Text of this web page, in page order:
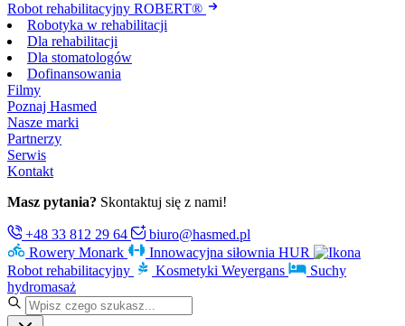
Robot rehabilitacyjny ROBERT®
Robotyka w rehabilitacji
Dla rehabilitacji
Dla stomatologów
Dofinansowania
Filmy
Poznaj Hasmed
Nasze marki
Partnerzy
Serwis
Kontakt
Masz pytania? Skontaktuj się z nami!
+48 33 812 29 64
biuro@hasmed.pl
Rowery Monark
Innowacyjna siłownia HUR
Robot rehabilitacyjny
Kosmetyki Weyergans
Suchy
hydromasaż